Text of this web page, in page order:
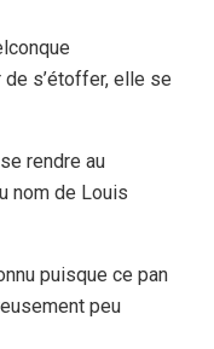
s’étoffer, elle se
rendre au
nom de Louis
puisque ce pan
peu